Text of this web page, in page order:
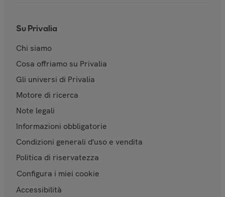
Su Privalia
Chi siamo
Cosa offriamo su Privalia
Gli universi di Privalia
Motore di ricerca
Note legali
Informazioni obbligatorie
Condizioni generali d'uso e vendita
Politica di riservatezza
Configura i miei cookie
Accessibilità